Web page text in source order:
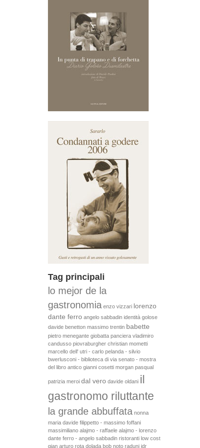
Tag principali
lo mejor de la
gastronomia enzo vizzari lorenzo
dante ferro angelo sabbadin identità golose
davide benetton massimo trentin babette
pietro menegante giobatta panciera vladimiro
candusso piovraburgher christian mometti
marcello dell' utri - carlo pelanda - silvio
bwerlusconi - biblioteca di via senato - mostra
del libro antico gianni cosetti morgan pasqual
patrizia meroi dal vero davide oldani il
gastronomo riluttante
la grande abbuffata nonna
maria davide filippetto - massimo foffani
massimiliano alajmo - raffaele alajmo - lorenzo
dante ferro - angelo sabbadin ristoranti low cost
gian arturo rota dolada bob noto raduni idr